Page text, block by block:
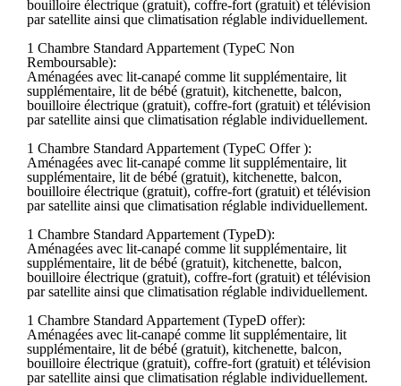
bouilloire électrique (gratuit), coffre-fort (gratuit) et télévision
par satellite ainsi que climatisation réglable individuellement.
1 Chambre Standard Appartement (TypeC Non
Remboursable):
Aménagées avec lit-canapé comme lit supplémentaire, lit
supplémentaire, lit de bébé (gratuit), kitchenette, balcon,
bouilloire électrique (gratuit), coffre-fort (gratuit) et télévision
par satellite ainsi que climatisation réglable individuellement.
1 Chambre Standard Appartement (TypeC Offer ):
Aménagées avec lit-canapé comme lit supplémentaire, lit
supplémentaire, lit de bébé (gratuit), kitchenette, balcon,
bouilloire électrique (gratuit), coffre-fort (gratuit) et télévision
par satellite ainsi que climatisation réglable individuellement.
1 Chambre Standard Appartement (TypeD):
Aménagées avec lit-canapé comme lit supplémentaire, lit
supplémentaire, lit de bébé (gratuit), kitchenette, balcon,
bouilloire électrique (gratuit), coffre-fort (gratuit) et télévision
par satellite ainsi que climatisation réglable individuellement.
1 Chambre Standard Appartement (TypeD offer):
Aménagées avec lit-canapé comme lit supplémentaire, lit
supplémentaire, lit de bébé (gratuit), kitchenette, balcon,
bouilloire électrique (gratuit), coffre-fort (gratuit) et télévision
par satellite ainsi que climatisation réglable individuellement.